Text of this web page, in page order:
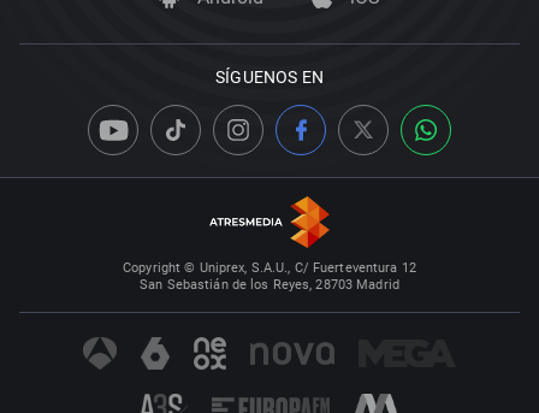
SÍGUENOS EN
Copyright © Uniprex, S.A.U., C/ Fuerteventura 12
San Sebastián de los Reyes, 28703 Madrid